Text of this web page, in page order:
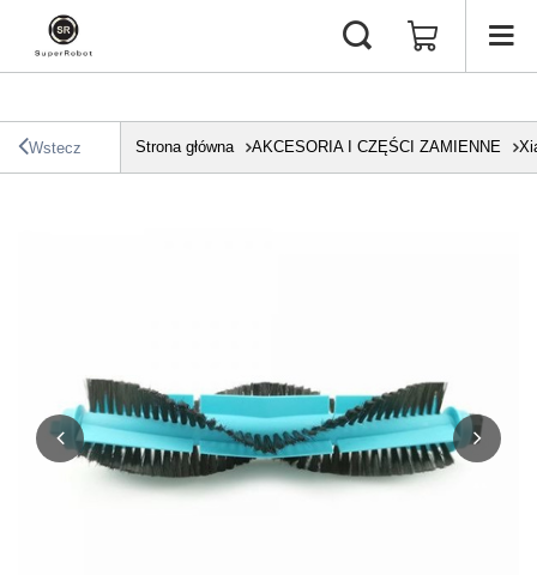
Wstecz Strona główna AKCESORIA I CZĘŚCI ZAMIENNE